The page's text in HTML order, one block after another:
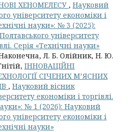
ХЕНОМЕЛЕСУ , Науковий
університету економіки і
науки»: № 3 (2025):
університету
Серія «Технічні науки»
Л. Б. Олійник, Н. Ю.
ІННОВАЦІЙНІ
СІЧЕНИХ М’ЯСНИХ
, Науковий вісник
економіки і торгівлі.
№ 1 (2026): Науковий
університету економіки і
науки»